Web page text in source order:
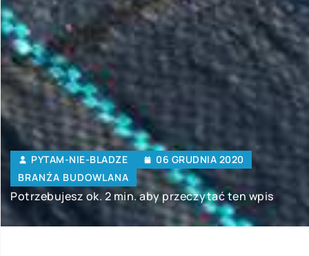
PYTAM-NIE-BLADZE
06 GRUDNIA 2020
BRANŻA BUDOWLANA
Potrzebujesz ok. 2 min. aby przeczytać ten wpis